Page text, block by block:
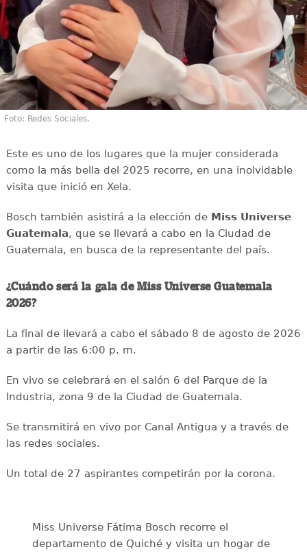
Foto: Redes Sociales.
Este es uno de los lugares que la mujer considerada
como la más bella del 2025 recorre, en una inolvidable
visita que inició en Xela.
Bosch también asistirá a la elección deMiss Universe
Guatemala, que se llevará a cabo en la Ciudad de
Guatemala, en busca de la representante del país.
¿Cuándo será la gala de Miss Universe Guatemala
2026?
La final de llevará a cabo el sábado 8 de agosto de 2026
a partir de las 6:00 p. m.
En vivo se celebrará en el salón 6 del Parque de la
Industria, zona 9 de la Ciudad de Guatemala.
Se transmitirá en vivo por Canal Antigua y a través de
las redes sociales.
Un total de 27 aspirantes competirán por la corona.
Miss Universe Fátima Bosch recorre el
departamento de Quiché y visita un hogar de